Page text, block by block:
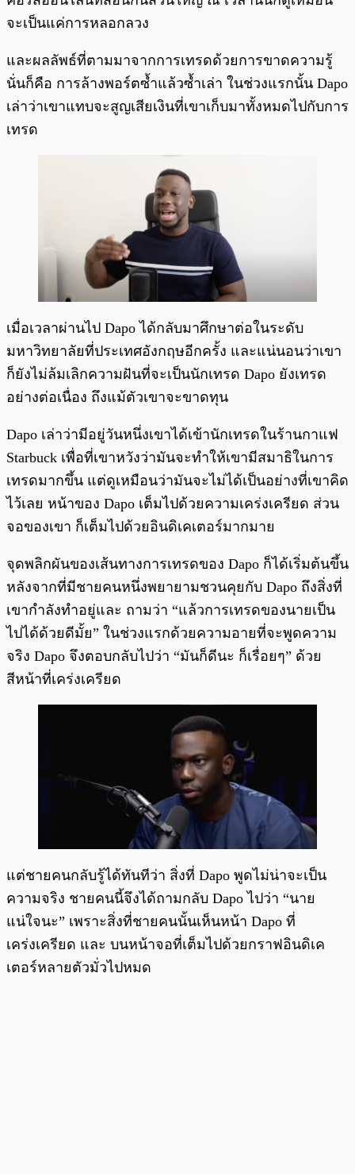
จะเป็นแค่การหลอกลวง
และผลลัพธ์ที่ตามมาจากการเทรดด้วยการขาดความรู้
นั่นก็คือ การล้างพอร์ตซ้ำแล้วซ้ำเล่า ในช่วงแรกนั้น Dapo
เล่าว่าเขาแทบจะสูญเสียเงินที่เขาเก็บมาทั้งหมดไปกับการ
เทรด
เมื่อเวลาผ่านไป Dapo ได้กลับมาศึกษาต่อในระดับ
มหาวิทยาลัยที่ประเทศอังกฤษอีกครั้ง และแน่นอนว่าเขา
ก็ยังไม่ล้มเลิกความฝันที่จะเป็นนักเทรด Dapo ยังเทรด
อย่างต่อเนื่อง ถึงแม้ตัวเขาจะขาดทุน
Dapo เล่าว่ามีอยู่วันหนึ่งเขาได้เข้านักเทรดในร้านกาแฟ
Starbuck เพื่อที่เขาหวังว่ามันจะทำให้เขามีสมาธิในการ
เทรดมากขึ้น แต่ดูเหมือนว่ามันจะไม่ได้เป็นอย่างที่เขาคิด
ไว้เลย หน้าของ Dapo เต็มไปด้วยความเคร่งเครียด ส่วน
จอของเขา ก็เต็มไปด้วยอินดิเคเตอร์มากมาย
จุดพลิกผันของเส้นทางการเทรดของ Dapo ก็ได้เริ่มต้นขึ้น
หลังจากที่มีชายคนหนึ่งพยายามชวนคุยกับ Dapo ถึงสิ่งที่
เขากำลังทำอยู่และ ถามว่า “แล้วการเทรดของนายเป็น
ไปได้ด้วยดีมั้ย” ในช่วงแรกด้วยความอายที่จะพูดความ
จริง Dapo จึงตอบกลับไปว่า “มันก็ดีนะ ก็เรื่อยๆ” ด้วย
สีหน้าที่เคร่งเครียด
แต่ชายคนกลับรู้ได้ทันทีว่า สิ่งที่ Dapo พูดไม่น่าจะเป็น
ความจริง ชายคนนี้จึงได้ถามกลับ Dapo ไปว่า “นาย
แน่ใจนะ” เพราะสิ่งที่ชายคนนั้นเห็นหน้า Dapo ที่
เคร่งเครียด และ บนหน้าจอที่เต็มไปด้วยกราฟอินดิเค
เตอร์หลายตัวมั่วไปหมด